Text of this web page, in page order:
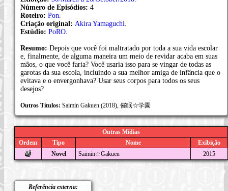
Número de Episódios: 4
Roteiro: Pon
Criação original: Akira Yamaguchi
Estúdio: PoRO
Resumo: Depois que você foi maltratado por toda a sua vida escolar
e, finalmente, de alguma maneira um meio de revidar acaba em suas
mãos, o que você faria? Você usaria isso para se vingar de todas as
garotas da sua escola, incluindo a sua melhor amiga de infância que o
evitava e o envergonhava? Usar seus corpos para todos os seus
desejos?
Outros Títulos: Saimin Gakuen (2018), 催眠☆学園
Outras Mídias
Ordem
Tipo Nome
Exibição
Novel
Saimin☆Gakuen 2015
Referência externa: